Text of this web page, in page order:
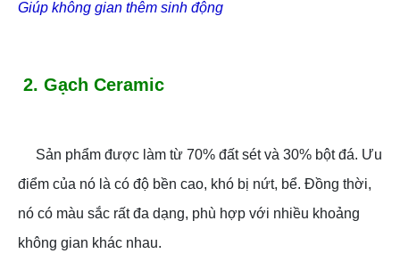
Giúp không gian thêm sinh động
2. Gạch Ceramic
Sản phẩm được làm từ 70% đất sét và 30% bột đá. Ưu
điểm của nó là có độ bền cao, khó bị nứt, bể. Đồng thời,
nó có màu sắc rất đa dạng, phù hợp với nhiều khoảng
không gian khác nhau.